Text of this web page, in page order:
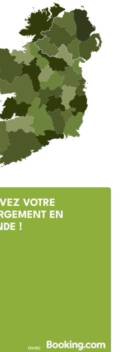
VOTRE
EN
!
avec